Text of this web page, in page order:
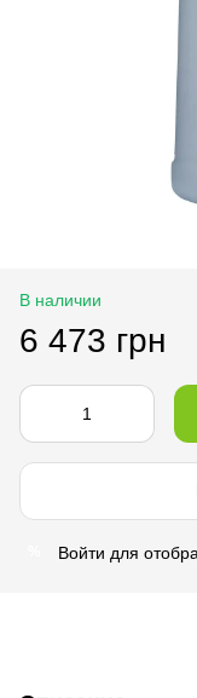
В наличии
6 473 грн
Войти для